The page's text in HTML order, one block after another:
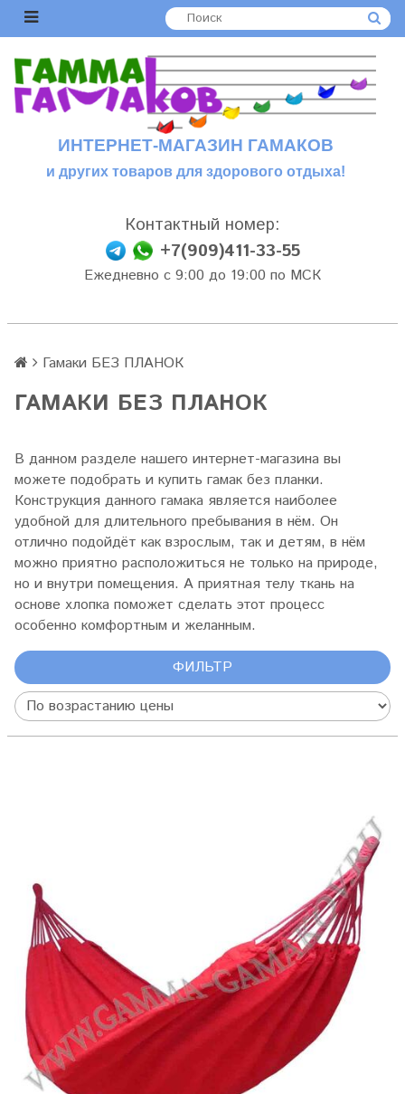
ИНТЕРНЕТ-МАГАЗИН ГАМАКОВ
и других товаров для здорового отдыха!
Контактный номер:
+7(909)411-33-55
Ежедневно с 9:00 до 19:00 по МСК
Гамаки БЕЗ ПЛАНОК
ГАМАКИ БЕЗ ПЛАНОК
В данном разделе нашего интернет-магазина вы
можете подобрать и купить гамак без планки.
Конструкция данного гамака является наиболее
удобной для длительного пребывания в нём. Он
отлично подойдёт как взрослым, так и детям, в нём
можно приятно расположиться не только на природе,
но и внутри помещения. А приятная телу ткань на
основе хлопка поможет сделать этот процесс
особенно комфортным и желанным.
ФИЛЬТР